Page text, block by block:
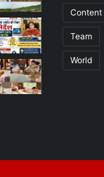
Content
Team
World